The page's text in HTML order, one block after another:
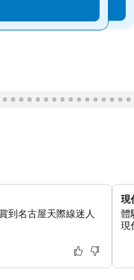
到名古屋天際線迷人
現
體
現